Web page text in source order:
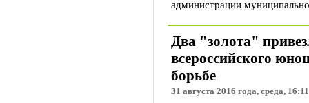
администрации
Два "золота"
всероссийского
борьбе
31 августа 2016 года, среда, 16:11